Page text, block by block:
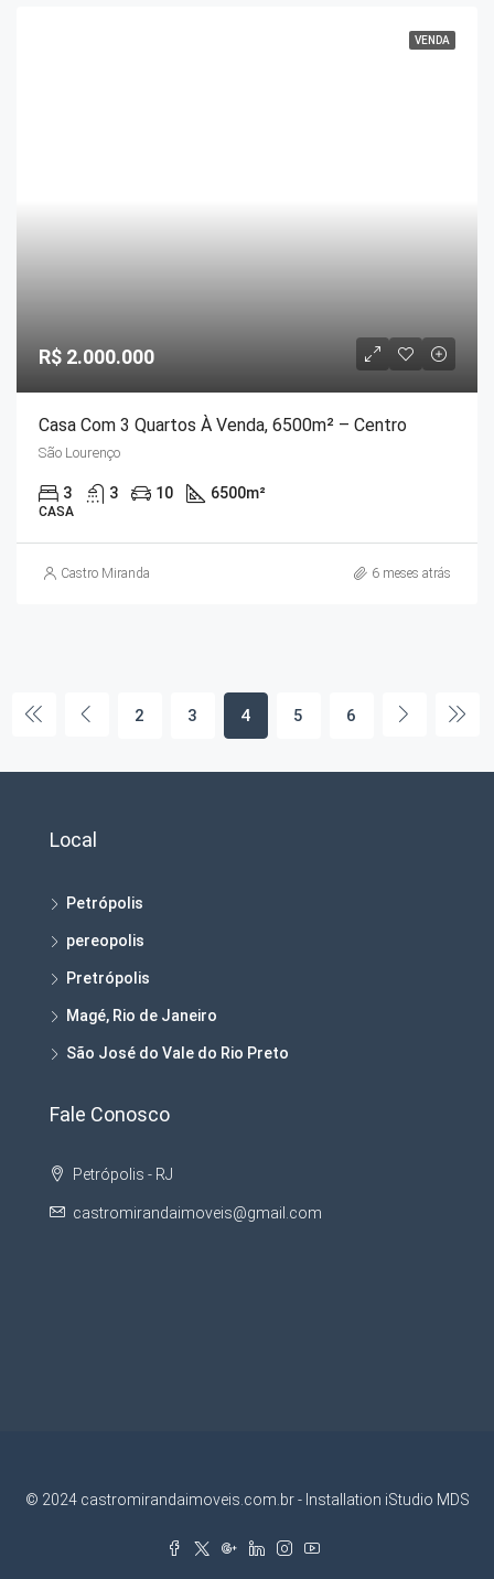
VENDA
R$ 2.000.000
Casa Com 3 Quartos À Venda, 6500m² – Centro
São Lourenço
3 3 10 6500m²
CASA
Castro Miranda 6 meses atrás
2 3 4 5 6
Local
Petrópolis
pereopolis
Pretrópolis
Magé, Rio de Janeiro
São José do Vale do Rio Preto
Fale Conosco
Petrópolis - RJ
castromirandaimoveis@gmail.com
© 2024 castromirandaimoveis.com.br - Installation iStudio MDS